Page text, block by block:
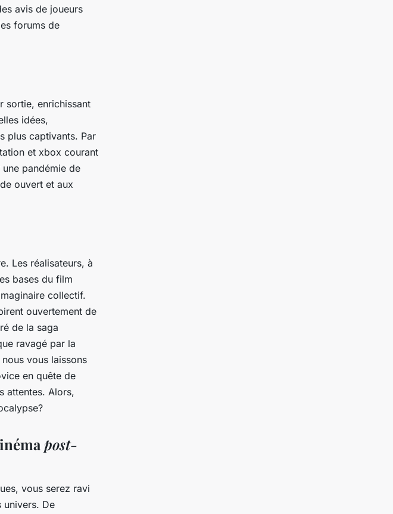
avis de joueurs
forums de
sortie, enrichissant
idées,
plus captivants. Par
et xbox courant
pandémie de
ouvert et aux
. Les réalisateurs, à
bases du film
collectif.
ouvertement de
de la saga
ravagé par la
vous laissons
en quête de
attentes. Alors,
post-
vous serez ravi
univers. De